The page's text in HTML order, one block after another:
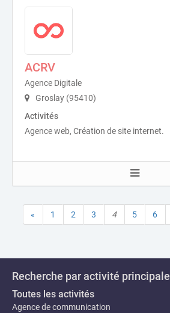
ACRV
Agence Digitale
Groslay (95410)
Activités
Agence web, Création de site internet.
« 1 2 3 4 5 6
Recherche par activité principale
Toutes les activités
Agence de communication